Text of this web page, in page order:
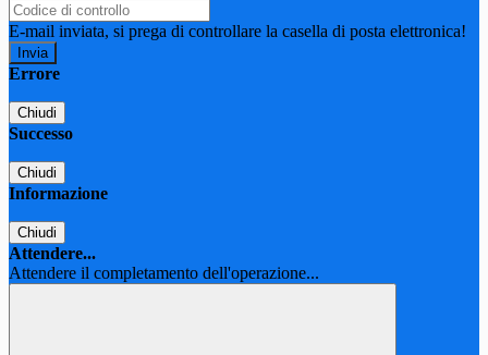
E-mail inviata, si prega di controllare la casella di posta elettronica!
Errore
Chiudi
Successo
Chiudi
Informazione
Chiudi
Attendere...
Attendere il completamento dell'operazione...